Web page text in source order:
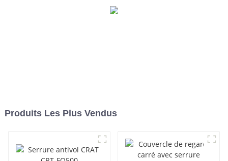
Produits Les Plus Vendus